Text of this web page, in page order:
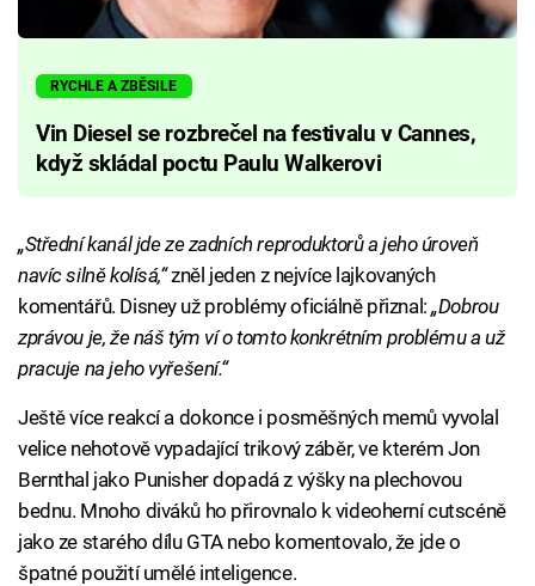
RYCHLE A ZBĚSILE
Vin Diesel se rozbrečel na festivalu v Cannes,
když skládal poctu Paulu Walkerovi
„Střední kanál jde ze zadních reproduktorů a jeho úroveň
navíc silně kolísá,“zněl jeden z nejvíce lajkovaných
komentářů. Disney už problémy oficiálně přiznal:„Dobrou
zprávou je, že náš tým ví o tomto konkrétním problému a už
pracuje na jeho vyřešení.“
Ještě více reakcí a dokonce i posměšných memů vyvolal
velice nehotově vypadající trikový záběr, ve kterém Jon
Bernthal jako Punisher dopadá z výšky na plechovou
bednu. Mnoho diváků ho přirovnalo k videoherní cutscéně
jako ze starého dílu GTA nebo komentovalo, že jde o
špatné použití umělé inteligence.